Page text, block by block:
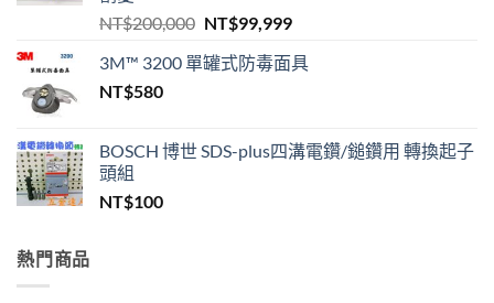
面
選
選
項
NT$200,000 原
價
NT$99,999目
價
3M™ 3200 單罐式防毒面具
NT$580
BOSCH 博世 SDS-plus四溝電鑽/鎚鑽用 轉換起子
頭組
NT$100
熱門商品